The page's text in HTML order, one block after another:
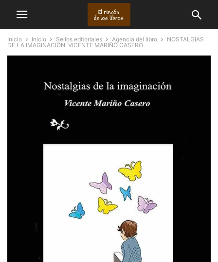
Inicio Inicio Sellos editoriales Agencia del libro
NOSTALGIAS
DE LA IMAGINACIÓN. VICENTE MARIÑO CASERO